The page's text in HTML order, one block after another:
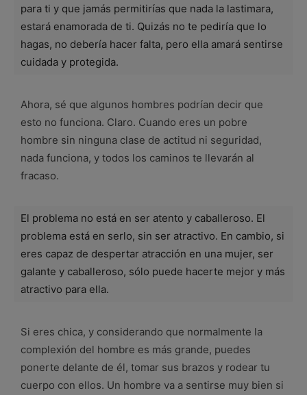
para ti y que jamás permitirías que nada la lastimara,
estará enamorada de ti. Quizás no te pediría que lo
hagas, no debería hacer falta, pero ella amará sentirse
cuidada y protegida.
Ahora, sé que algunos hombres podrían decir que
esto no funciona. Claro. Cuando eres un pobre
hombre sin ninguna clase de actitud ni seguridad,
nada funciona, y todos los caminos te llevarán al
fracaso.
El problema no está en ser atento y caballeroso. El
problema está en serlo, sin ser atractivo. En cambio, si
eres capaz de despertar atracción en una mujer, ser
galante y caballeroso, sólo puede hacerte mejor y más
atractivo para ella.
Si eres chica, y considerando que normalmente la
complexión del hombre es más grande, puedes
ponerte delante de él, tomar sus brazos y rodear tu
cuerpo con ellos. Un hombre va a sentirse muy bien si